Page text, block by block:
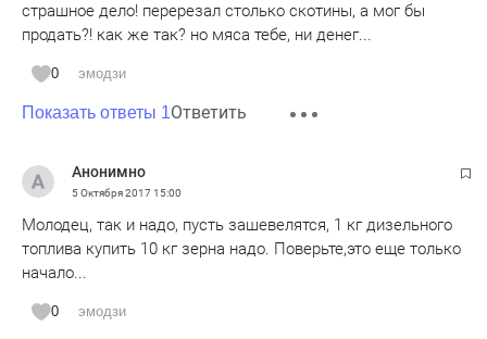
страшное дело! перерезал столько скотины, а мог бы
продать?! как же так? но мяса тебе, ни денег...
0 эмодзи
Показать ответы 1Ответить
Анонимно
5 Октября 201715:00
Молодец, так и надо, пусть зашевелятся, 1 кг дизельного
топлива купить 10 кг зерна надо. Поверьте,это еще только
начало...
0 эмодзи